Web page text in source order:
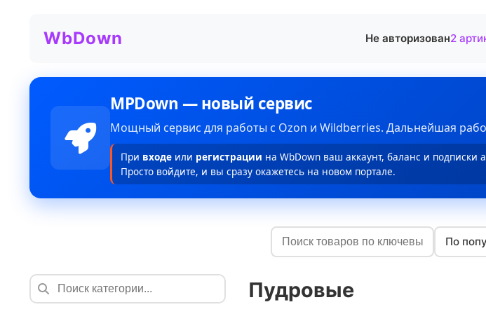
WbDown Не авторизован2
MPDown — новый сервис
Мощный сервис для работы с Ozon и Wildberries. Дальнейшая
При входе или регистрации на WbDown ваш аккаунт, баланс и подписки
Просто войдите, и вы сразу окажетесь на новом портале.
По
Пудровые